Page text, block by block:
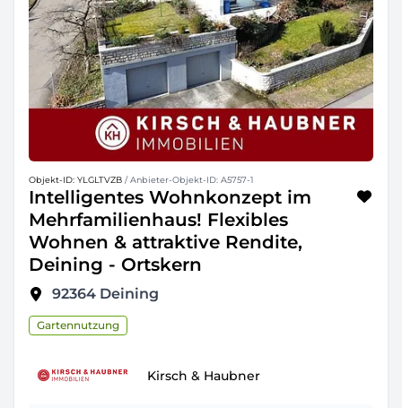
Objekt-ID: YLGLTVZB / Anbieter-Objekt-ID: A5757-1
Intelligentes Wohnkonzept im
Mehrfamilienhaus! Flexibles
Wohnen & attraktive Rendite,
Deining - Ortskern
92364 Deining
Gartennutzung
Kirsch & Haubner